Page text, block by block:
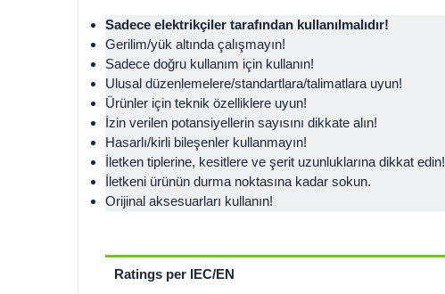
Sadece elektrikçiler tarafından kullanılmalıdır!
Gerilim/yük altında çalışmayın!
Sadece doğru kullanım için kullanın!
Ulusal düzenlemelere/standartlara/talimatlara uyun!
Ürünler için teknik özelliklere uyun!
İzin verilen potansiyellerin sayısını dikkate alın!
Hasarlı/kirli bileşenler kullanmayın!
İletken tiplerine, kesitlere ve şerit uzunluklarına dikkat edin!
İletkeni ürünün durma noktasına kadar sokun.
Orijinal aksesuarları kullanın!
Ratings per IEC/EN